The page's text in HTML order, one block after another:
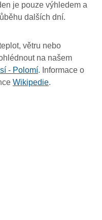
je pouze výhledem a
dalších dní.
větru nebo
na našem
- Polomí. Informace o
Wikipedie.